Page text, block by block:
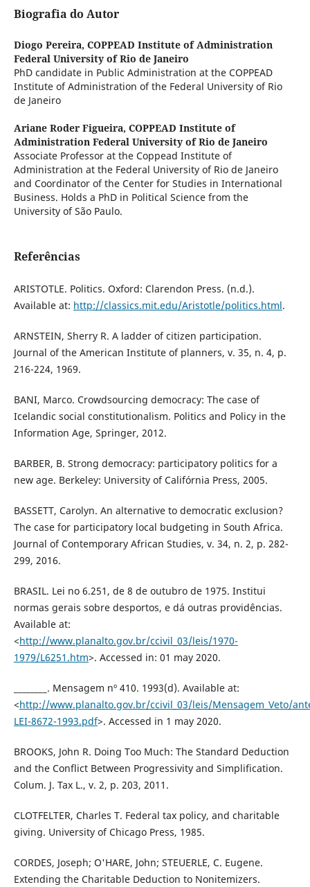
Biografia do Autor
Diogo Pereira, COPPEAD Institute of Administration
Federal University of Rio de Janeiro
PhD candidate in Public Administration at the COPPEAD
Institute of Administration of the Federal University of Rio
de Janeiro
Ariane Roder Figueira, COPPEAD Institute of
Administration Federal University of Rio de Janeiro
Associate Professor at the Coppead Institute of
Administration at the Federal University of Rio de Janeiro
and Coordinator of the Center for Studies in International
Business. Holds a PhD in Political Science from the
University of São Paulo.
Referências
ARISTOTLE. Politics. Oxford: Clarendon Press. (n.d.).
Available at: http://classics.mit.edu/Aristotle/politics.html.
ARNSTEIN, Sherry R. A ladder of citizen participation.
Journal of the American Institute of planners, v. 35, n. 4, p.
216-224, 1969.
BANI, Marco. Crowdsourcing democracy: The case of
Icelandic social constitutionalism. Politics and Policy in the
Information Age, Springer, 2012.
BARBER, B. Strong democracy: participatory politics for a
new age. Berkeley: University of Califórnia Press, 2005.
BASSETT, Carolyn. An alternative to democratic exclusion?
The case for participatory local budgeting in South Africa.
Journal of Contemporary African Studies, v. 34, n. 2, p. 282-
299, 2016.
BRASIL. Lei no 6.251, de 8 de outubro de 1975. Institui
normas gerais sobre desportos, e dá outras providências.
Available at:
<http://www.planalto.gov.br/ccivil_03/leis/1970-
1979/L6251.htm>. Accessed in: 01 may 2020.
________. Mensagem nº 410. 1993(d). Available at:
<http://www.planalto.gov.br/ccivil_03/leis/Mensagem_Veto/
LEI-8672-1993.pdf>. Accessed in 1 may 2020.
BROOKS, John R. Doing Too Much: The Standard Deduction
and the Conflict Between Progressivity and Simplification.
Colum. J. Tax L., v. 2, p. 203, 2011.
CLOTFELTER, Charles T. Federal tax policy, and charitable
giving. University of Chicago Press, 1985.
CORDES, Joseph; O'HARE, John; STEUERLE, C. Eugene.
Extending the Charitable Deduction to Nonitemizers.